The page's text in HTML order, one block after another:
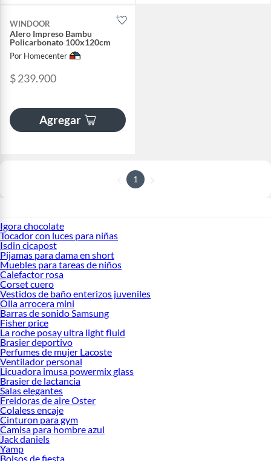
WINDOOR
Alero Impreso Bambu
Policarbonato 100x120cm
Por Homecenter
$ 239.900
Agregar
1
Igora chocolate
Tocador con luces para niñas
Isdin cicapost
Pijamas para dama en short
Muebles para tareas de niños
Calefactor rosa
Corset cuero
Vestidos de baño enterizos juveniles
Olla arrocera mini
Barras de sonido Samsung
Fisher price
La roche posay ultra light fluid
Brasier deportivo
Perfumes de mujer Lacoste
Ventilador personal
Licuadora imusa powermix glass
Brasier de lactancia
Salas elegantes
Freidoras de aire Oster
Colaless encaje
Cinturon para gym
Camisa para hombre azul
Jack daniels
Yamp
Bolsos de fiesta